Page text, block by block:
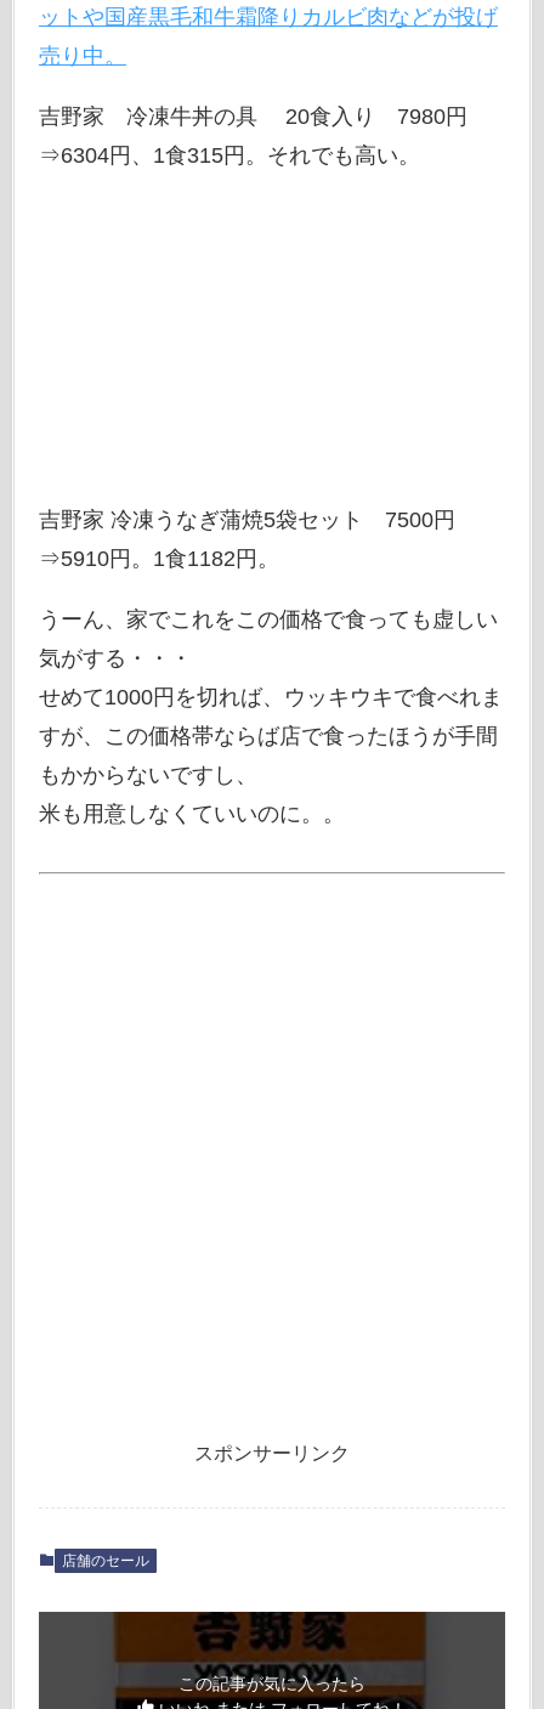
ットや国産黒毛和牛霜降りカルビ肉などが投げ
売り中。
吉野家 冷凍牛丼の具 20食入り 7980円
⇒6304円、1食315円。それでも高い。
吉野家 冷凍うなぎ蒲焼5袋セット 7500円
⇒5910円。1食1182円。
うーん、家でこれをこの価格で食っても虚しい
気がする・・・
せめて1000円を切れば、ウッキウキで食べれま
すが、この価格帯ならば店で食ったほうが手間
もかからないですし、
米も用意しなくていいのに。。
スポンサーリンク
店舗のセール
この記事が気に入ったら